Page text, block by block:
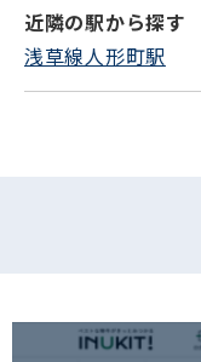
近隣の駅から探す
浅草線人形町駅